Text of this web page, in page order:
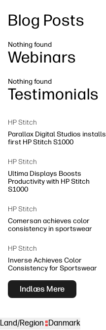
Workflow-løsninger
Blog Posts
Nothing found
Webinars
Nothing found
Testimonials
HP Stitch
Parallax Digital Studios installs
first HP Stitch S1000
HP Stitch
Ultima Displays Boosts
Productivity with HP Stitch
S1000
HP Stitch
Comersan achieves color
consistency in sportswear
HP Stitch
Inverse Achieves Color
Consistency for Sportswear
Indlæs Mere
Land/Region Danmark